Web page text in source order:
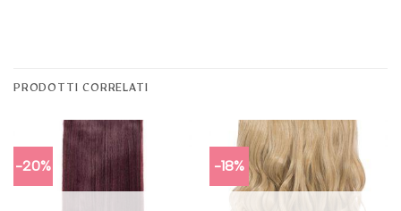
PRODOTTI CORRELATI
-20% -18%